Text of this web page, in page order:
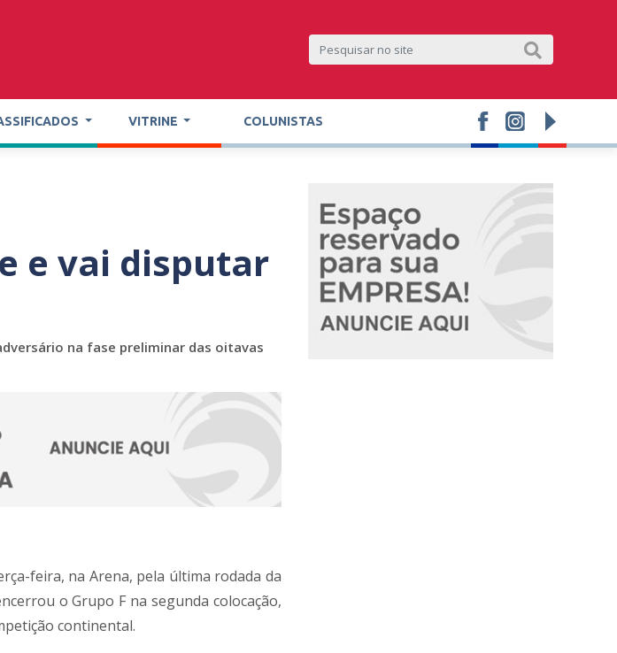
VITRINE COLUNISTAS
e vai disputar
na fase preliminar das oitavas
feira, na Arena, pela última rodada da
o Grupo F na segunda colocação,
continental.